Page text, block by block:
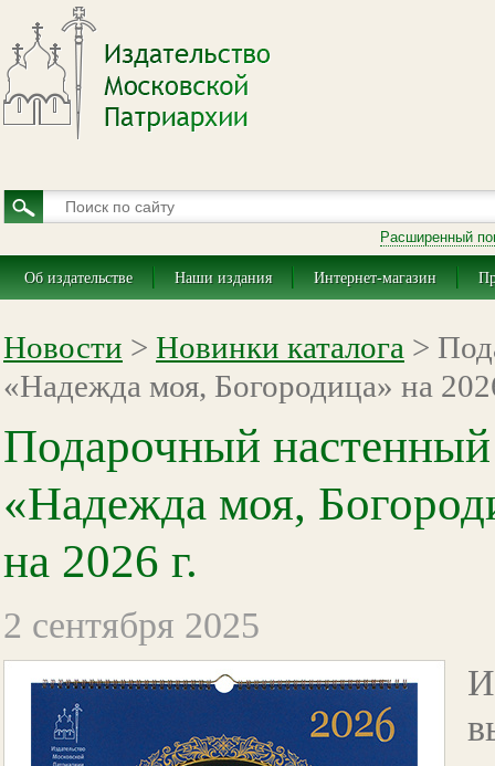
Расширенный
Об издательстве Наши издания Интернет-магазин
Новости > Новинки каталога >
«Надежда моя, Богородица» на
Подарочный
«Надежда моя,
на 2026 г.
2 сентября 2025